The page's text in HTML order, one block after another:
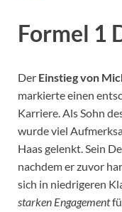
Formel 1
Der Einstieg von
markierte einen
Karriere. Als Sohn
wurde viel
Haas gelenkt. Sein
nachdem er zuvor
sich in niedrigeren
starken Engagement